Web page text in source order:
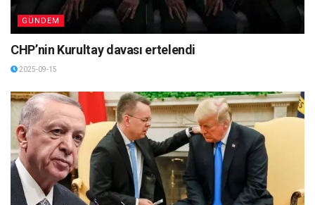
GÜNDEM
CHP’nin Kurultay davası ertelendi
2025-09-15